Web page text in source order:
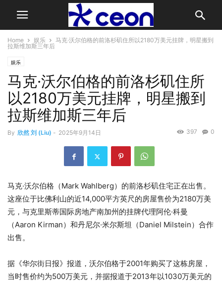
Home 娱乐
马克·沃尔伯格的前洛杉矶住所以2180万美元挂牌，明星搬到
拉斯维加斯三年后
娱乐
马克·沃尔伯格的前洛杉矶住所
以2180万美元挂牌，明星搬到
拉斯维加斯三年后
By 欣然 刘 (Liu) - 2025年9月14日 0
397
马克·沃尔伯格（Mark Wahlberg）的前洛杉矶住宅正在出售。
这座位于比佛利山的近14,000平方英尺的房屋售价为2180万美
元，与克里斯蒂国际房地产南加州的挂牌代理阿伦·科曼
（Aaron Kirman）和丹尼尔·米尔斯坦（Daniel Milstein）合作
出售。
据《华尔街日报》报道，沃尔伯格于2001年购买了这栋房屋，
当时售价约为500万美元，并据报道于2013年以1030万美元的